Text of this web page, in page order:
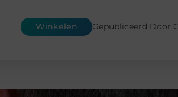
Winkelen Gepubliceerd Door